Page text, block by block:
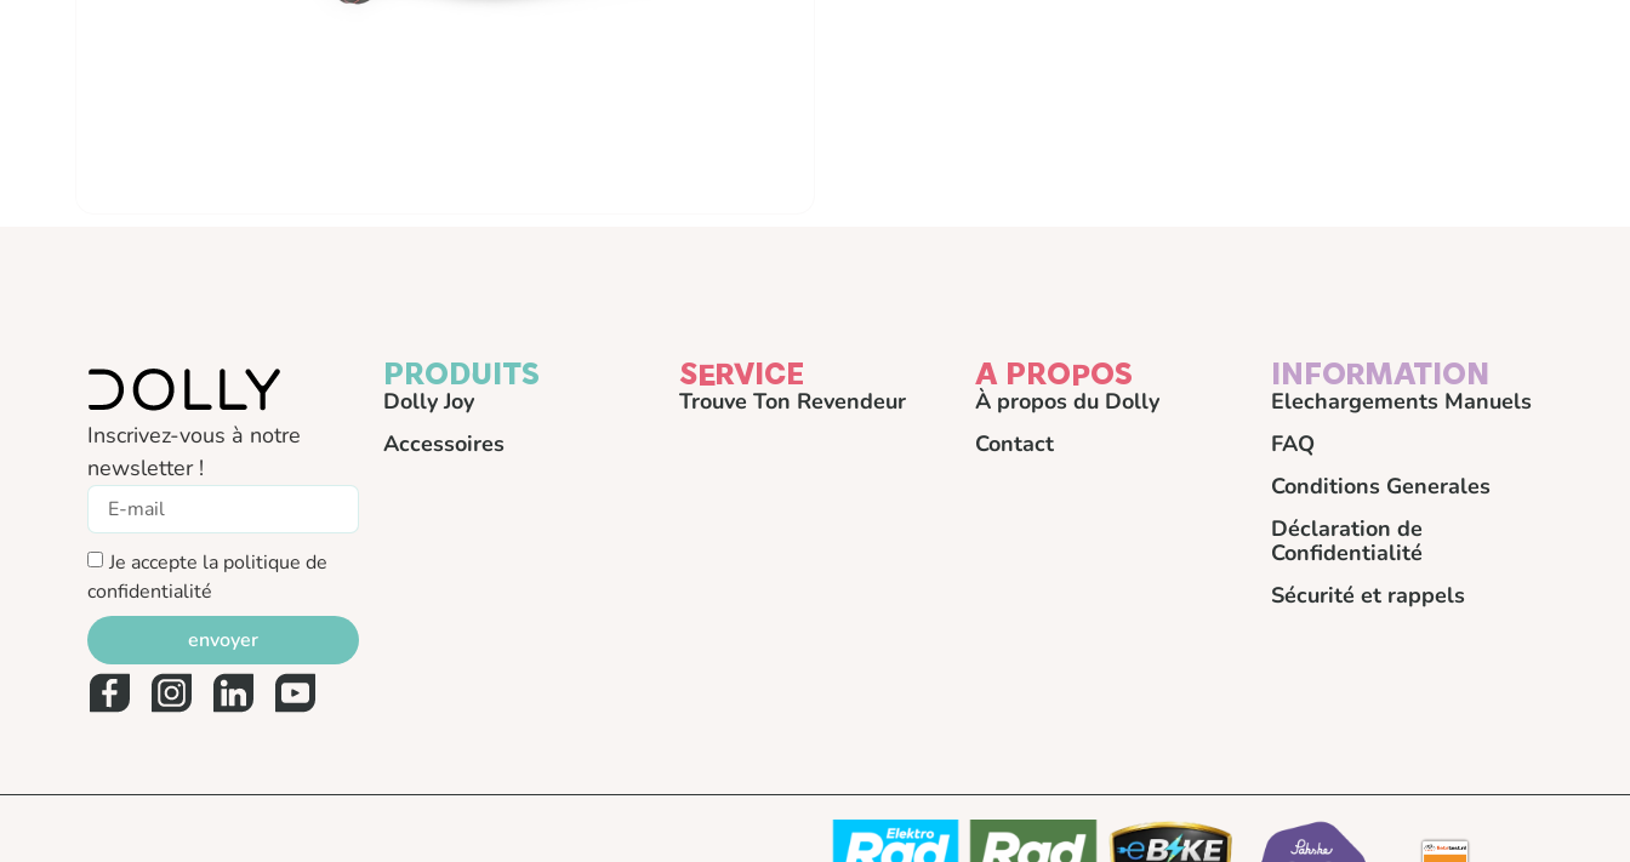
Inscrivez-vous à notre
newsletter !
Je accepte la politique de
confidentialité
envoyer
PRODUITS
Dolly Joy
Accessoires
SERVICE
Trouve Ton Revendeur
A PROPOS
À propos du Dolly
Contact
INFORMATION
Elechargements Manuels
FAQ
Conditions Generales
Déclaration de
Confidentialité
Sécurité et rappels